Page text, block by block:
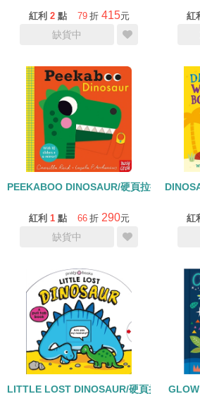
紅利 2 點 79 折 415元
缺貨中
紅
PEEKABOO DINOSAUR/硬頁拉拉書
紅利 1 點 66 折 290元
缺貨中
紅
LITTLE LOST DINOSAUR/硬頁拉拉書